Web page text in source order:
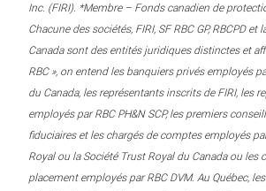
Inc. (FIRI). *Membre – Fonds canadien de
Chacune des sociétés, FIRI, SF RBC GP, RBCPD et
Canada sont des entités juridiques distinctes et
RBC », on entend les banquiers privés employés
du Canada, les représentants inscrits de FIRI, les
employés par RBC PH&N SCP, les premiers
fiduciaires et les chargés de comptes employés
Royal ou la Société Trust Royal du Canada ou les
placement employés par RBC DVM. Au Québec,